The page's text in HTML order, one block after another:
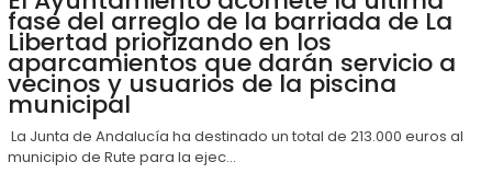
fase del arreglo de la barriada de La
Libertad priorizando en los
aparcamientos que darán servicio a
vecinos y usuarios de la piscina
municipal
La Junta de Andalucía ha destinado un total de 213.000 euros al
municipio de Rute para la ejec...